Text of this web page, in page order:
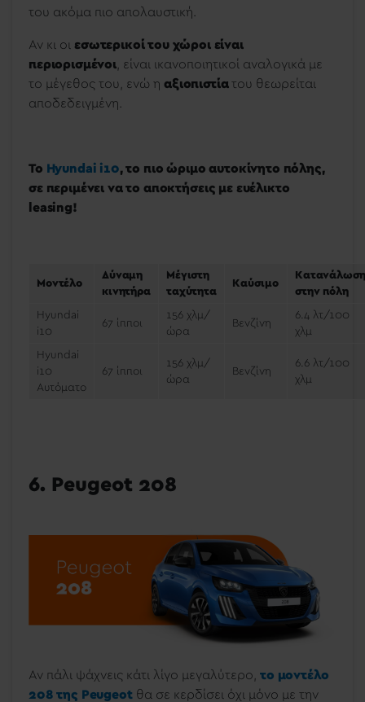
του ακόμα πιο απολαυστική.
Αν κι οι εσωτερικοί του χώροι είναι
περιορισμένοι, είναι ικανοποιητικοί αναλογικά με
το μέγεθος του, ενώ η αξιοπιστίατου θεωρείται
αποδεδειγμένη.
Το Hyundai i10, το πιο ώριμο αυτοκίνητο πόλης,
σε περιμένει να το αποκτήσεις με ευέλικτο
leasing!
Μοντέλο
Δύναμη
κινητήρα
Μέγιστη
ταχύτητα
Καύσιμο
Κατανάλωση
στην πόλη
Hyundai
i10
67 ίπποι
156 χλμ/
ώρα
Βενζίνη
6.4 λτ/100
χλμ
Hyundai
i10
Αυτόματο
67 ίπποι
156 χλμ/
ώρα
Βενζίνη
6.6 λτ/100
χλμ
6. Peugeot 208
Αν πάλι ψάχνεις κάτι λίγο μεγαλύτερο, το μοντέλο
208 της Peugeotθα σε κερδίσει όχι μόνο με την